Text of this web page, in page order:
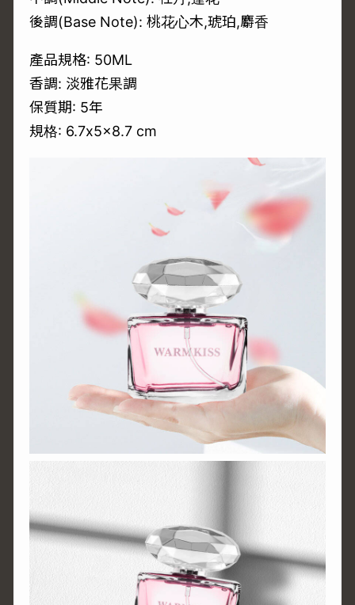
後調(Base Note): 桃花心木,琥珀,麝香
產品規格: 50ML
香調: 淡雅花果調
保質期: 5年
規格: 6.7x5x8.7 cm